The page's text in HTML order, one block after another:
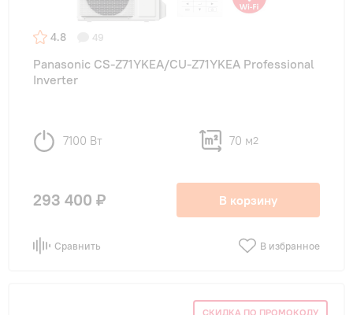
4.8 49
Panasonic CS-Z71YKEA/CU-Z71YKEA Professional
Inverter
7100 Вт 70 м2
293 400 ₽ В корзину
Сравнить В избранное
СКИДКА ПО ПРОМОКОДУ